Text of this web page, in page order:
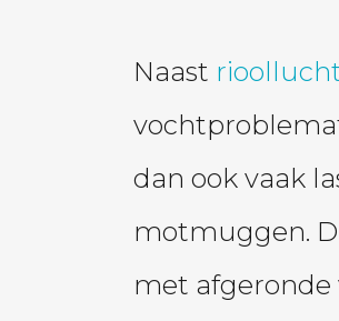
Naast
dan ook vaak
motmuggen.
met